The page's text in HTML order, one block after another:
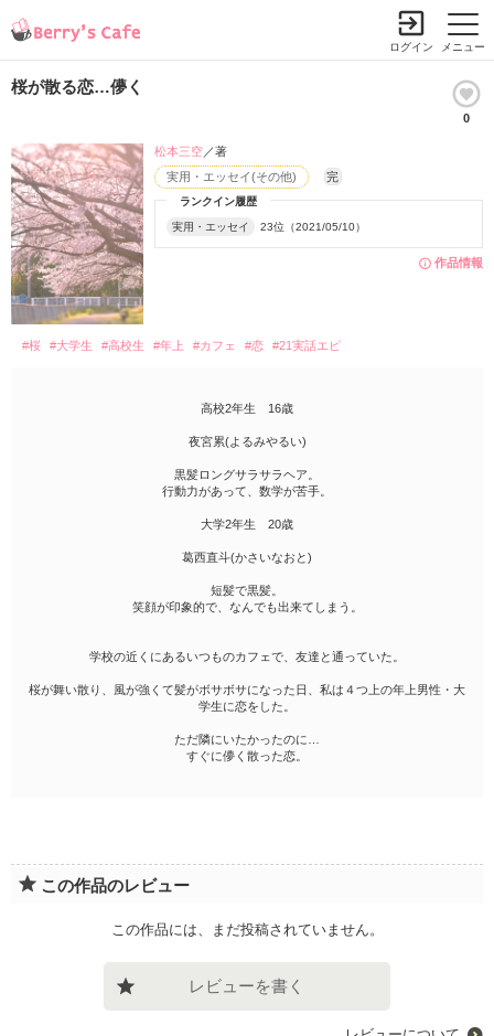
メニュー
ログイン
桜が散る恋…儚く
0
作品情報
ランクイン履歴
実用・エッセイ 23位（2021/05/10）
実用・エッセイ(その他) 完
松本三空／著
#桜 #大学生 #高校生 #年上 #カフェ #恋 #21実話エピ
高校2年生 16歳
夜宮累(よるみやるい)
黒髪ロングサラサラヘア。
行動力があって、数学が苦手。
大学2年生 20歳
葛西直斗(かさいなおと)
短髪で黒髪。
笑顔が印象的で、なんでも出来てしまう。
学校の近くにあるいつものカフェで、友達と通っていた。
桜が舞い散り、風が強くて髪がボサボサになった日、私は４つ上の年上男性・大
学生に恋をした。
ただ隣にいたかったのに…
すぐに儚く散った恋。
この作品のレビュー
この作品には、まだ投稿されていません。
レビューを書く